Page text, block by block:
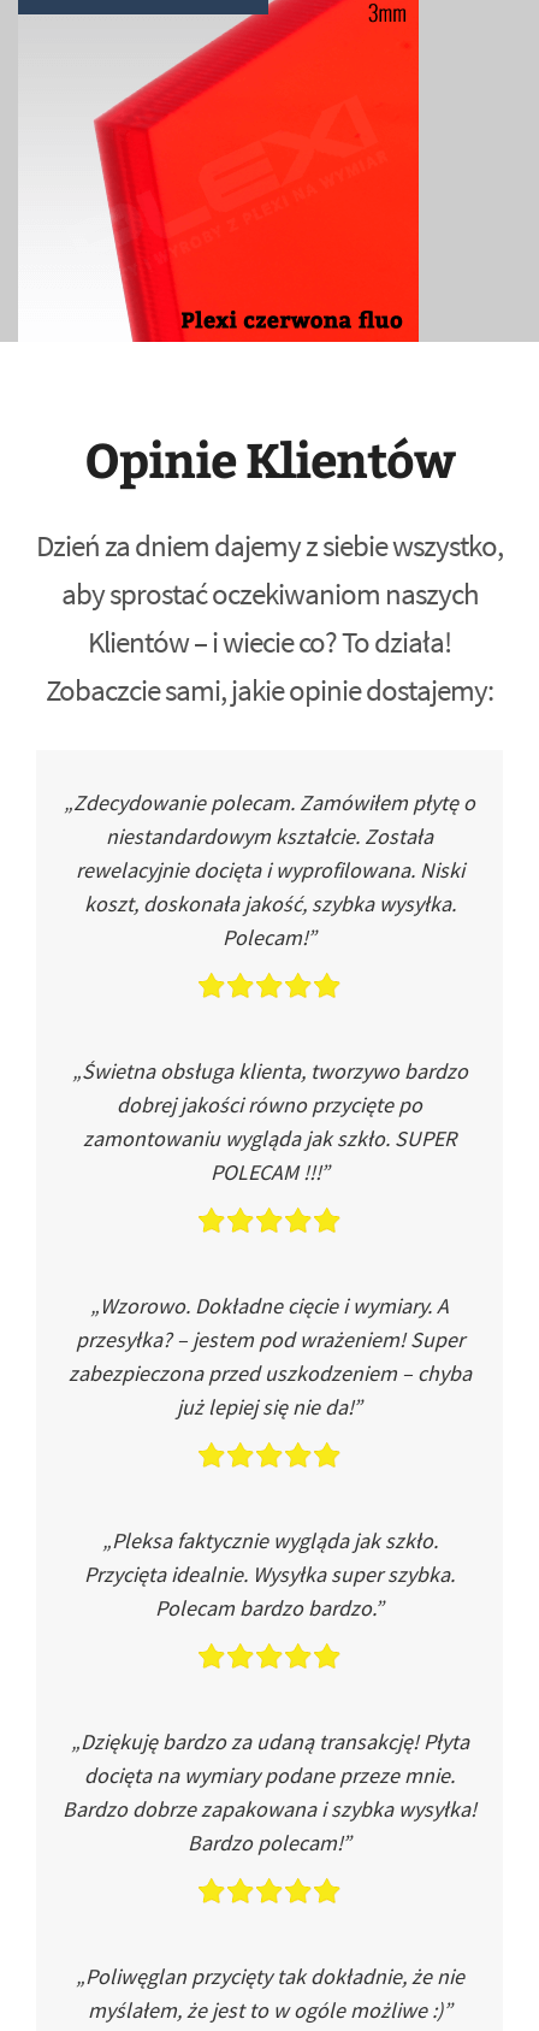
Opinie Klientów
Dzień za dniem dajemy z siebie wszystko,
aby sprostać oczekiwaniom naszych
Klientów – i wiecie co? To działa!
Zobaczcie sami, jakie opinie dostajemy:
„Zdecydowanie polecam. Zamówiłem płytę o
niestandardowym kształcie. Została
rewelacyjnie docięta i wyprofilowana. Niski
koszt, doskonała jakość, szybka wysyłka.
Polecam!”
„Świetna obsługa klienta, tworzywo bardzo
dobrej jakości równo przycięte po
zamontowaniu wygląda jak szkło. SUPER
POLECAM !!!”
„Wzorowo. Dokładne cięcie i wymiary. A
przesyłka? – jestem pod wrażeniem! Super
zabezpieczona przed uszkodzeniem – chyba
już lepiej się nie da!”
„Pleksa faktycznie wygląda jak szkło.
Przycięta idealnie. Wysyłka super szybka.
Polecam bardzo bardzo.”
„Dziękuję bardzo za udaną transakcję! Płyta
docięta na wymiary podane przeze mnie.
Bardzo dobrze zapakowana i szybka wysyłka!
Bardzo polecam!”
„Poliwęglan przycięty tak dokładnie, że nie
myślałem, że jest to w ogóle możliwe :)”